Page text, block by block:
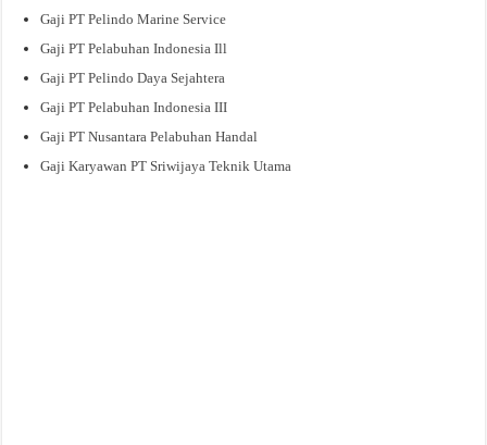
Gaji PT Pelindo Marine Service
Gaji PT Pelabuhan Indonesia Ill
Gaji PT Pelindo Daya Sejahtera
Gaji PT Pelabuhan Indonesia III
Gaji PT Nusantara Pelabuhan Handal
Gaji Karyawan PT Sriwijaya Teknik Utama